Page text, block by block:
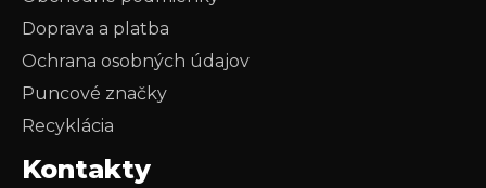
Doprava a platba
Ochrana osobných údajov
Puncové značky
Recyklácia
Kontakty